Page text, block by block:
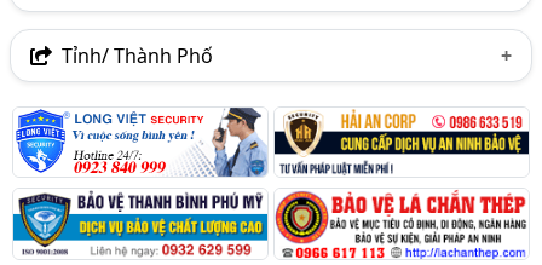
Ngành nghề
Ngành xem thêm
Bảo Vệ - Công Ty Bảo Vệ, Dịch Vụ Bảo Vệ (uy Tín,
Chuyên Nghiệp) (952)
Tỉnh/ Thành Phố
Hà Nội TP. Hồ Chí Minh (TPHCM)
Đồng Nai
Bình Dương
Lâm Đồng
Tp. Đà Nẵng
TP. Hải Phòng
An Giang
Bà Rịa-Vũng Tàu
Bắc Ninh
Bình Phước
Bình Thuận